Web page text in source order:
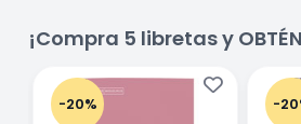
¡Compra 5 libretas y OBTÉN
-20% -